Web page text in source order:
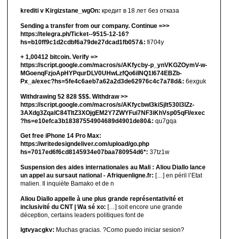
krediti v Kirgizstane_wgOn: кредит в 18 лет без отказа
Sending a transfer from our company. Continue =>>
https://telegra.ph/Ticket--9515-12-16?
hs=b10ff9c1d2cdbf6a79de27dcad1fb057&: fi704y
+ 1,00412 bitсоin. Verify =>
https://script.google.com/macros/s/AKfycby-p_ynVKGZOymV-w-
MGoenqFzjoApHYPqurDLV0UHwLzfQo6ilNQ1l674EBZb-
Px_a/exec?hs=5fe4c6aeb7a62a2d3de62976c4c7a78d&: 6exguk
Withdrawing 52 828 $$$. Withdrаw >>
https://script.google.com/macros/s/AKfycbwl3kiSjlt530I3lZz-
3AXdg3ZqalC84TltZ3XOjgEM2Y7ZWYFui7NF3iKhVsp05qFl/exec
?hs=e10efca3b18387554904689d4901de80&: qu7gqa
Get free iPhone 14 Pro Max:
https://writedesigndeliver.com/upload/go.php
hs=7017ed6f6cd8145934e07baa780954d6*: 37tz1w
Suspension des aides internationales au Mali : Aliou Diallo lance
un appel au sursaut national - Afriquenligne.fr: […] en péril l’Etat
malien. Il inquiète Bamako et de n
Aliou Diallo appelle à une plus grande représentativité et
inclusivité du CNT | Wa sé xo: […] soit encore une grande
déception, certains leaders politiques font de
lgtvyacgkv: Muchas gracias. ?Como puedo iniciar sesion?